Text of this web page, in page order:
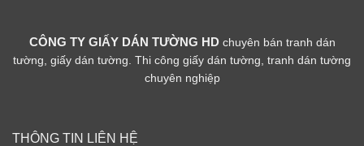
CÔNG TY GIẤY DÁN TƯỜNG HD chuyên bán tranh dán
tường, giấy dán tường. Thi công giấy dán tường, tranh dán tường
chuyên nghiệp
THÔNG TIN LIÊN HỆ